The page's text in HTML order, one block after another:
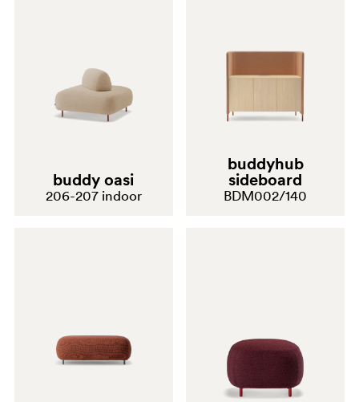
buddy oasi
206-207 indoor
buddyhub
sideboard
BDM002/140